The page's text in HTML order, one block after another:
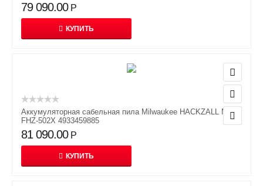
79 090.00 Р
КУПИТЬ
Аккумуляторная сабельная пила Milwaukee HACKZALL M18
FHZ-502X 4933459885
81 090.00 Р
КУПИТЬ